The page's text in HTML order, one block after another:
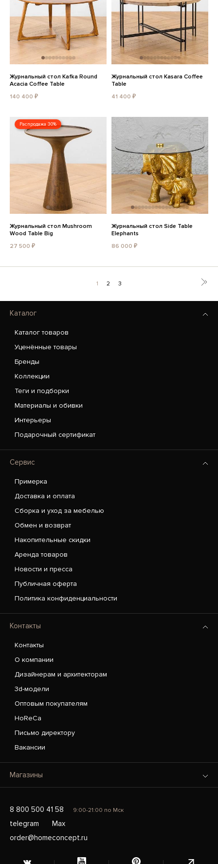
Журнальный стол Kafka Round
Acacia Coffee Table
140 400 ₽
Журнальный стол Kasara Coffee
Table
41 400 ₽
Распродажа 30%
Журнальный стол Mushroom
Wood Table Big
27 500 ₽
Журнальный стол Side Table
Elephants
86 000 ₽
1 2 3
Каталог
Каталог товаров
Уценённые товары
Бренды
Коллекции
Теги и подборки
Материалы и обивки
Интерьеры
Подарочный сертификат
Сервис
Примерка
Доставка и оплата
Сборка и уход за мебелью
Обмен и возврат
Накопительные скидки
Аренда товаров
Новости и пресса
Публичная оферта
Политика конфиденциальности
Контакты
Контакты
О компании
Дизайнерам и архитекторам
3d-модели
Оптовым покупателям
HoReCa
Письмо директору
Вакансии
Магазины
8 800 500 41 58 9:00-21:00 по Мск
telegram
Max
order@homeconcept.ru